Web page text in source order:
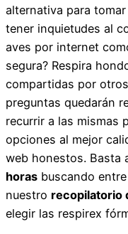
alternativa para
tener inquietudes al
aves por internet
segura? Respira
compartidas por
preguntas quedarán
recurrir a las mismas
opciones al mejor
web honestos. Basta
horas buscando
nuestro recopilatorio
elegir las respirex